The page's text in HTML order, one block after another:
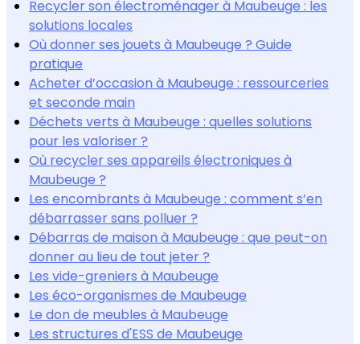
Recycler son électroménager à Maubeuge : les
solutions locales
Où donner ses jouets à Maubeuge ? Guide
pratique
Acheter d’occasion à Maubeuge : ressourceries
et seconde main
Déchets verts à Maubeuge : quelles solutions
pour les valoriser ?
Où recycler ses appareils électroniques à
Maubeuge ?
Les encombrants à Maubeuge : comment s’en
débarrasser sans polluer ?
Débarras de maison à Maubeuge : que peut-on
donner au lieu de tout jeter ?
Les vide-greniers à Maubeuge
Les éco-organismes de Maubeuge
Le don de meubles à Maubeuge
Les structures d'ESS de Maubeuge